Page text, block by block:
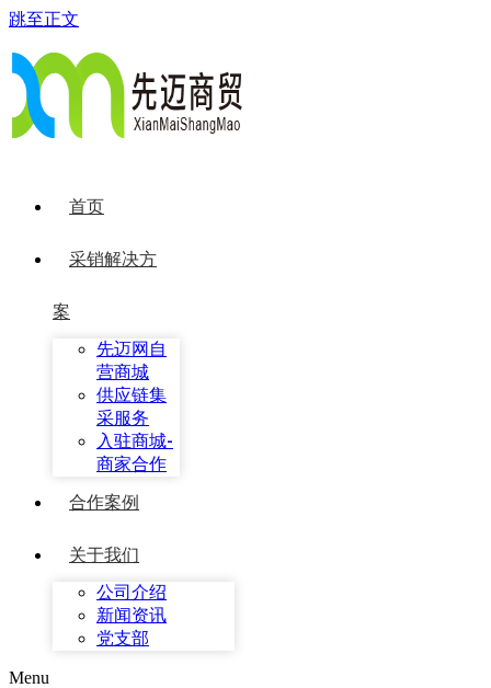
跳至正文
首页
采销解决方
案
先迈网自
营商城
供应链集
采服务
入驻商城-
商家合作
合作案例
关于我们
公司介绍
新闻资讯
党支部
Menu